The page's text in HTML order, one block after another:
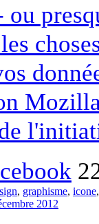
ou
, graphisme, icone,
2012